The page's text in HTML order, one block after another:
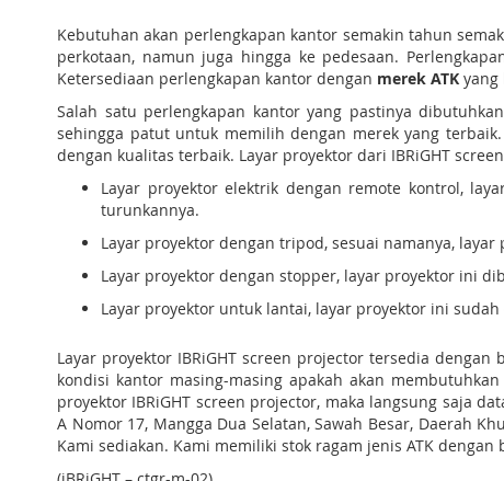
Kebutuhan akan perlengkapan kantor semakin tahun
perkotaan, namun juga hingga ke pedesaan.
Ketersediaan perlengkapan kantor dengan merek ATK
Salah satu perlengkapan kantor yang pastinya
sehingga patut untuk memilih dengan merek yang
dengan kualitas terbaik. Layar proyektor dari IBRiGHT
Layar proyektor elektrik dengan remote kontrol,
turunkannya.
Layar proyektor dengan tripod, sesuai namanya,
Layar proyektor dengan stopper, layar proyektor ini
Layar proyektor untuk lantai, layar proyektor ini
Layar proyektor IBRiGHT screen projector tersedia
kondisi kantor masing-masing apakah akan
proyektor IBRiGHT screen projector, maka langsung saja
A Nomor 17, Mangga Dua Selatan, Sawah Besar, Daerah
Kami sediakan. Kami memiliki stok ragam jenis ATK dengan